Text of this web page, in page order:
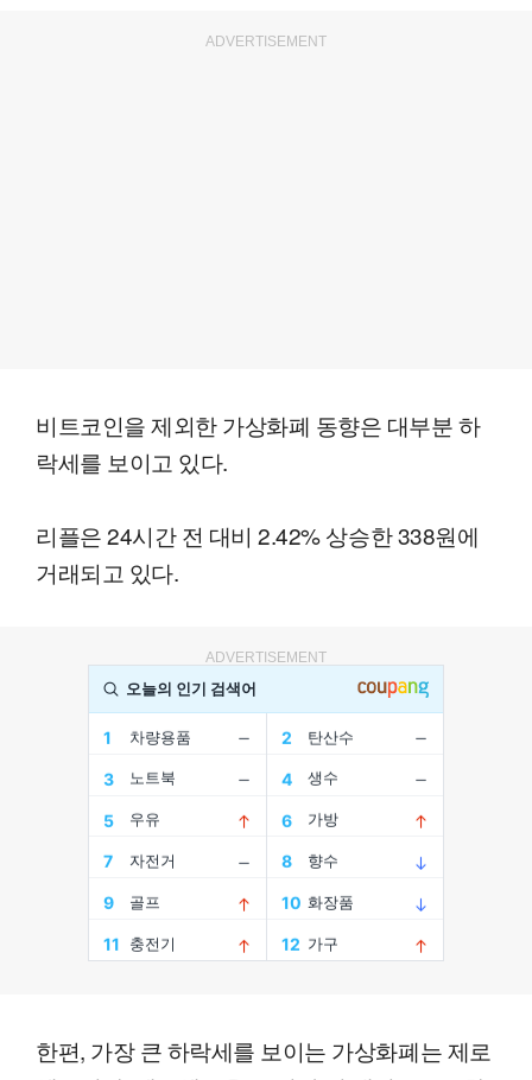
ADVERTISEMENT
비트코인을 제외한 가상화폐 동향은 대부분 하
락세를 보이고 있다.
리플은 24시간 전 대비 2.42% 상승한 338원에
거래되고 있다.
ADVERTISEMENT
한편, 가장 큰 하락세를 보이는 가상화폐는 제로